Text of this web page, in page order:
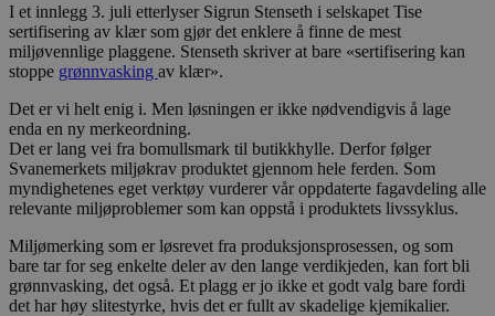
I et innlegg 3. juli etterlyser Sigrun Stenseth i selskapet Tise
sertifisering av klær som gjør det enklere å finne de mest
miljøvennlige plaggene. Stenseth skriver at bare «sertifisering kan
stoppe grønnvasking av klær».
Det er vi helt enig i. Men løsningen er ikke nødvendigvis å lage
enda en ny merkeordning.
Det er lang vei fra bomullsmark til butikkhylle. Derfor følger
Svanemerkets miljøkrav produktet gjennom hele ferden. Som
myndighetenes eget verktøy vurderer vår oppdaterte fagavdeling alle
relevante miljøproblemer som kan oppstå i produktets livssyklus.
Miljømerking som er løsrevet fra produksjonsprosessen, og som
bare tar for seg enkelte deler av den lange verdikjeden, kan fort bli
grønnvasking, det også. Et plagg er jo ikke et godt valg bare fordi
det har høy slitestyrke, hvis det er fullt av skadelige kjemikalier.